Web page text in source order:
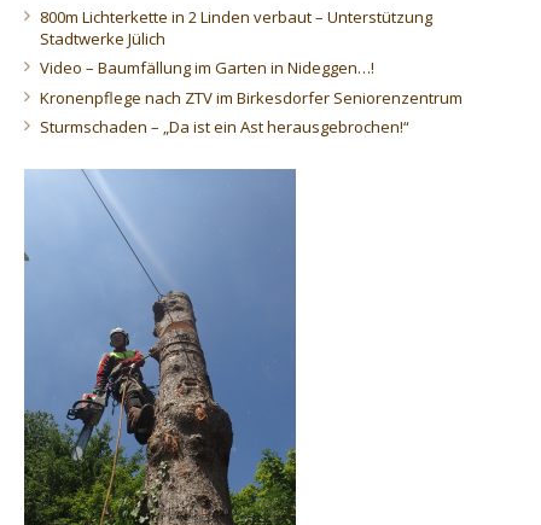
800m Lichterkette in 2 Linden verbaut – Unterstützung
Stadtwerke Jülich
Video – Baumfällung im Garten in Nideggen…!
Kronenpflege nach ZTV im Birkesdorfer Seniorenzentrum
Sturmschaden – „Da ist ein Ast herausgebrochen!“